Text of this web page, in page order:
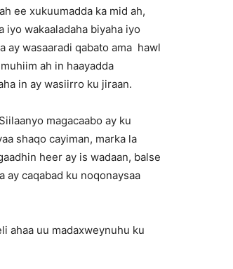
ee xukuumadda ka mid ah,
iyo wakaaladaha biyaha iyo
ay wasaaradi qabato ama hawl
ah in haayadda
in ay wasiirro ku jiraan.
magacaabo ay ku
shaqo cayiman, marka la
heer ay is wadaan, balse
ay caqabad ku noqonaysaa
ahaa uu madaxweynuhu ku